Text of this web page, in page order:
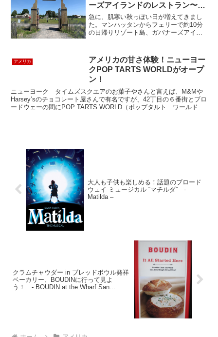
ーズアイランドのレストラン〜
Three Peaks Lodge
急に、肌寒い秋っぽい日が増えてきまし
た。マンハッタンからフェリーで約10分
の日帰りリゾート島、ガバナーズアイラ
ジ）は、夏が終わる前に行っておきたい
レスト...
アメリカ
アメリカの甘さ体験！ニューヨー
クPOP TARTS WORLDがオープ
ン！
ニューヨーク タイムズスクエアのお菓子やさんと言えば、M&Mや
Harsey’sのチョコレート屋さんで有名ですが、42丁目の６番街とブロ
ードウェーの間にPOP TARTS WORLD（ポップタルト ワールド）
大人も子供も楽しめる！話題のブロード
ウェイ ミュージカル “マチルダ” -
Matilda –
クラムチャウダー in ブレッドボウル発祥
ベーカリー、BOUDINに行って見よ
う！ - BOUDIN at the Wharf San